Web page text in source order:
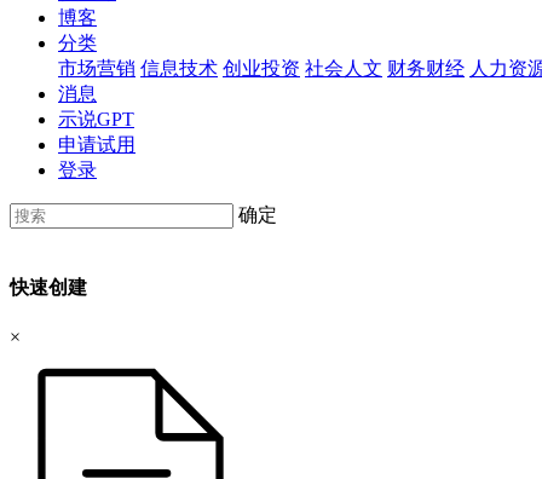
博客
分类
市场营销 信息技术 创业投资 社会人文 财务财经 人力资
消息
示说GPT
申请试用
登录
确定
快速创建
×